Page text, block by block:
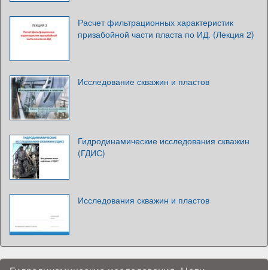
Расчет фильтрационных характеристик
призабойной части пласта по ИД. (Лекция 2)
Исследование скважин и пластов
Гидродинамические исследования скважин
(ГДИС)
Исследования скважин и пластов